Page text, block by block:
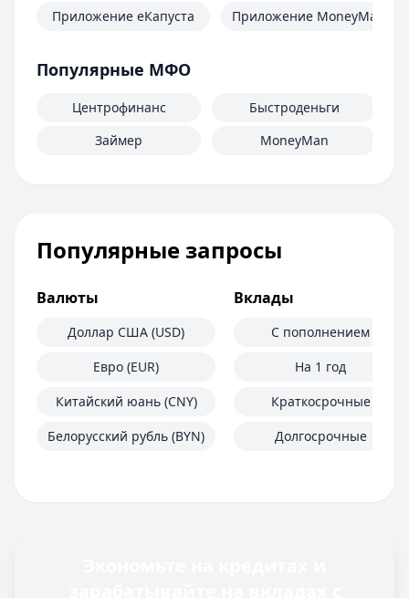
Приложение еКапуста
Приложение MoneyMan
Популярные МФО
Центрофинанс
Займер
Быстроденьги
MoneyMan
Популярные запросы
Валюты
Доллар США (USD)
Евро (EUR)
Китайский юань (CNY)
Белорусский рубль (BYN)
Вклады
С пополнением
На 1 год
Краткосрочные
Долгосрочные